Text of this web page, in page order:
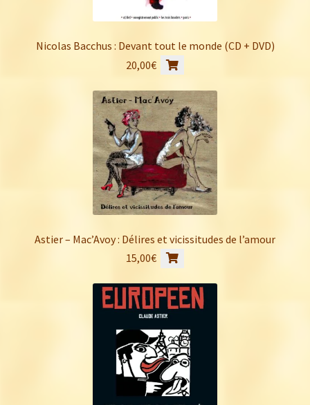
Nicolas Bacchus : Devant tout le monde (CD + DVD)
20,00€
Astier – Mac’Avoy : Délires et vicissitudes de l’amour
15,00€